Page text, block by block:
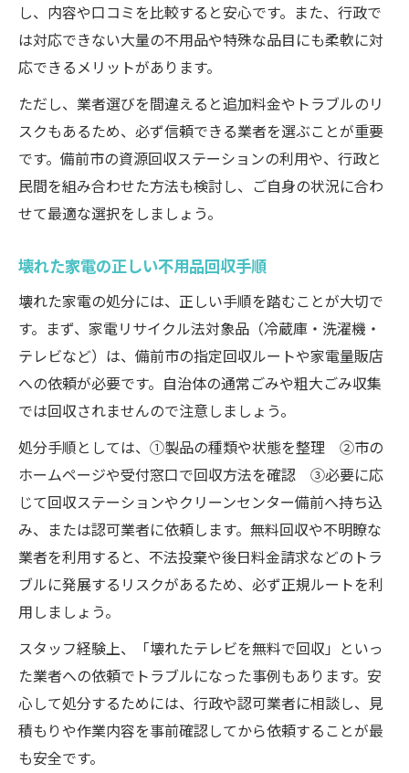
し、内容や口コミを比較すると安心です。また、行政で
は対応できない大量の不用品や特殊な品目にも柔軟に対
応できるメリットがあります。
ただし、業者選びを間違えると追加料金やトラブルのリ
スクもあるため、必ず信頼できる業者を選ぶことが重要
です。備前市の資源回収ステーションの利用や、行政と
民間を組み合わせた方法も検討し、ご自身の状況に合わ
せて最適な選択をしましょう。
壊れた家電の正しい不用品回収手順
壊れた家電の処分には、正しい手順を踏むことが大切で
す。まず、家電リサイクル法対象品（冷蔵庫・洗濯機・
テレビなど）は、備前市の指定回収ルートや家電量販店
への依頼が必要です。自治体の通常ごみや粗大ごみ収集
では回収されませんので注意しましょう。
処分手順としては、①製品の種類や状態を整理 ②市の
ホームページや受付窓口で回収方法を確認 ③必要に応
じて回収ステーションやクリーンセンター備前へ持ち込
み、または認可業者に依頼します。無料回収や不明瞭な
業者を利用すると、不法投棄や後日料金請求などのトラ
ブルに発展するリスクがあるため、必ず正規ルートを利
用しましょう。
スタッフ経験上、「壊れたテレビを無料で回収」といっ
た業者への依頼でトラブルになった事例もあります。安
心して処分するためには、行政や認可業者に相談し、見
積もりや作業内容を事前確認してから依頼することが最
も安全です。